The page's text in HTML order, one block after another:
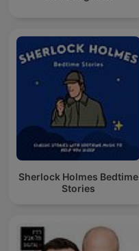
Sherlock Holmes Bedtime
Stories